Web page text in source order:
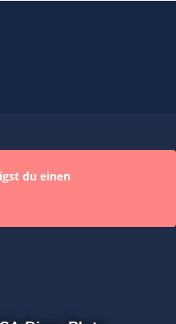
du einen